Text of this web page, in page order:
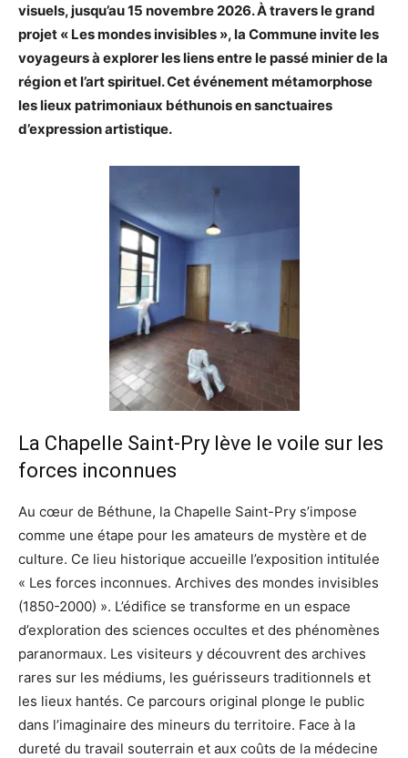
visuels, jusqu’au 15 novembre 2026. À travers le grand
projet « Les mondes invisibles », la Commune invite les
voyageurs à explorer les liens entre le passé minier de la
région et l’art spirituel. Cet événement métamorphose
les lieux patrimoniaux béthunois en sanctuaires
d’expression artistique.
La Chapelle Saint-Pry lève le voile sur les
forces inconnues
Au cœur de Béthune, la Chapelle Saint-Pry s’impose
comme une étape pour les amateurs de mystère et de
culture. Ce lieu historique accueille l’exposition intitulée
« Les forces inconnues. Archives des mondes invisibles
(1850-2000) ». L’édifice se transforme en un espace
d’exploration des sciences occultes et des phénomènes
paranormaux. Les visiteurs y découvrent des archives
rares sur les médiums, les guérisseurs traditionnels et
les lieux hantés. Ce parcours original plonge le public
dans l’imaginaire des mineurs du territoire. Face à la
dureté du travail souterrain et aux coûts de la médecine